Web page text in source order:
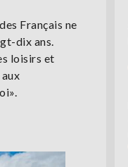
Français ne
dix ans.
loisirs et